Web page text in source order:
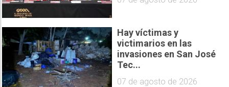
Hay víctimas y
victimarios en las
invasiones en San José
Tec...
07 de agosto de 2026